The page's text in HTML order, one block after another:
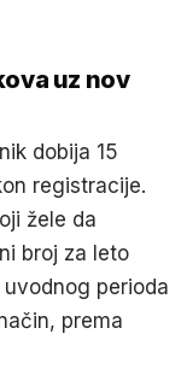
uz nov
dobija 15
registracije.
žele da
broj za leto
perioda
prema